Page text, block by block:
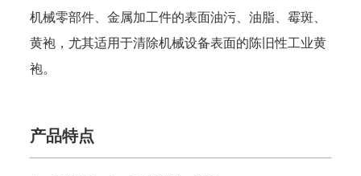
机械零部件、金属加工件的表面油污、油脂、霉斑、
黄袍，尤其适用于清除机械设备表面的陈旧性工业黄
袍。
产品特点